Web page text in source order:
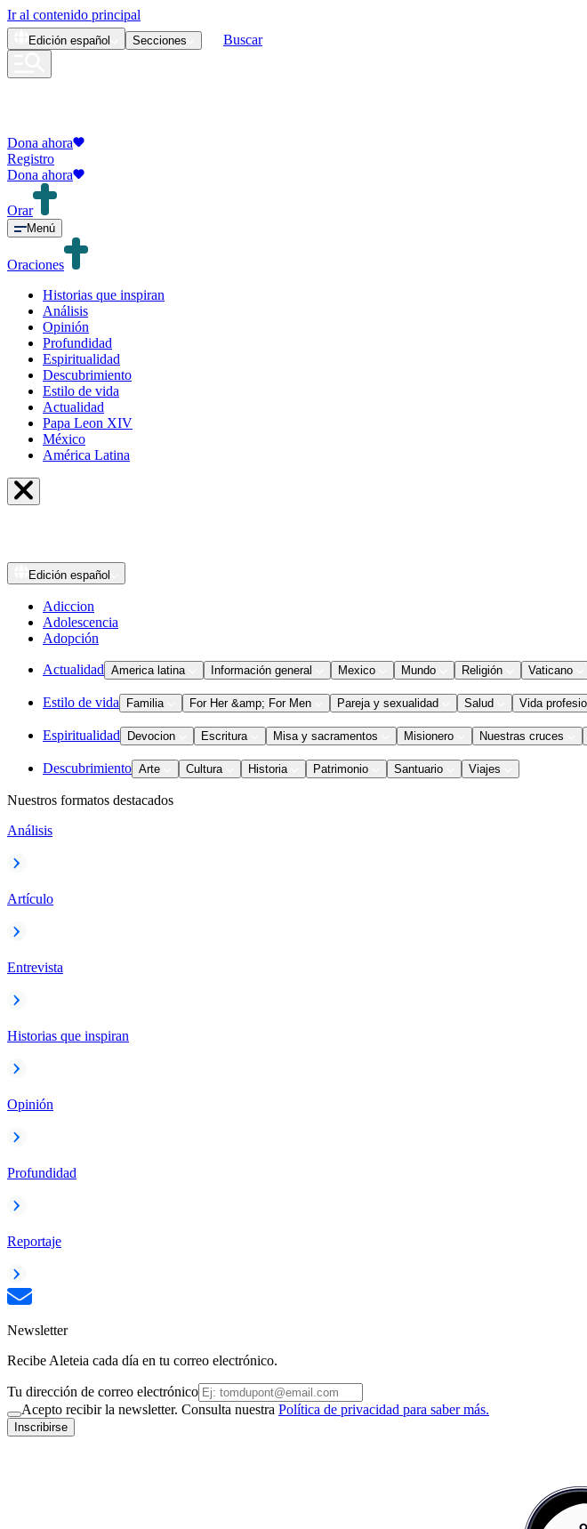
Ir al contenido principal
Edición español Secciones Buscar
Dona ahora
Registro
Dona ahora
Orar
Menú
Oraciones
Historias que inspiran
Análisis
Opinión
Profundidad
Espiritualidad
Descubrimiento
Estilo de vida
Actualidad
Papa Leon XIV
México
América Latina
Edición español
Adiccion
Adolescencia
Adopción
Actualidad America latina Información general Mexico Mundo Religión Vaticano
Estilo de vida Familia For Her &amp; For Men Pareja y sexualidad Salud Vida
Espiritualidad Devocion Escritura Misa y sacramentos Misionero Nuestras cruces
Descubrimiento Arte Cultura Historia Patrimonio Santuario Viajes
Nuestros formatos destacados
Análisis
Artículo
Entrevista
Historias que inspiran
Opinión
Profundidad
Reportaje
Newsletter
Recibe Aleteia cada día en tu correo electrónico.
Tu dirección de correo electrónico
Acepto recibir la newsletter. Consulta nuestra Política de privacidad para saber más.
Inscribirse